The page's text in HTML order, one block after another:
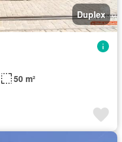
Duplex
50 m²